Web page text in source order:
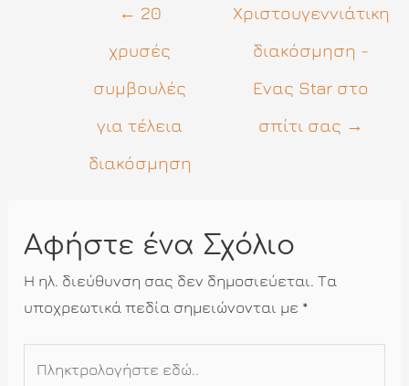
← 20
χρυσές
συμβουλές
για τέλεια
διακόσμηση
Χριστουγεννιάτικη
διακόσμηση -
Ενας Star στο
σπίτι σας →
Αφήστε ένα Σχόλιο
Η ηλ. διεύθυνση σας δεν δημοσιεύεται. Τα
υποχρεωτικά πεδία σημειώνονται με *